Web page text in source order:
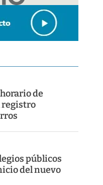
de
registro
públicos
del nuevo